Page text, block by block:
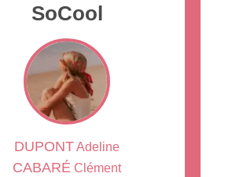
SoCool
DUPONTAdeline
CABARÉ Clément